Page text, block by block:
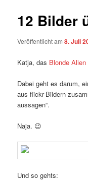
12 Bilder
Veröffentlicht am8. Juli
Katja, das Blonde Alien
Dabei geht es darum,
aus flickr-Bildern
aussagen“.
Naja. 😉
Und so gehts: